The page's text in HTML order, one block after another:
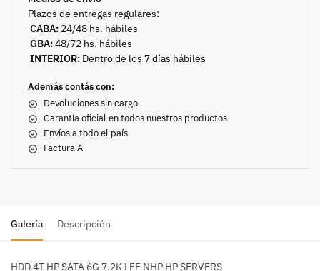
Plazos de entregas regulares:
CABA: 24/48 hs. hábiles
GBA:48/72 hs. hábiles
INTERIOR:Dentro de los 7 días hábiles
Además contás con:
Devoluciones sin cargo
Garantía oficial en todos nuestros productos
Envíos a todo el país
Factura A
Galería Descripción
HDD 4T HP SATA 6G 7.2K LFF NHP HP SERVERS